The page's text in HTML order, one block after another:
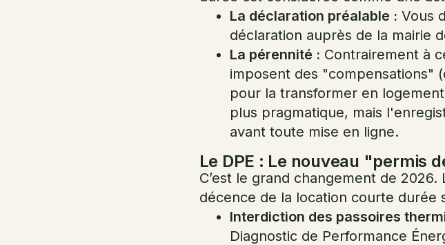
La déclaration préalable : Vous
déclaration auprès de la mairie
La pérennité : Contrairement à
imposent des "compensations"
pour la transformer en
plus pragmatique, mais
avant toute mise en ligne.
Le DPE : Le nouveau "permis
C’est le grand changement de
décence de la location courte durée
Interdiction des passoires
Diagnostic de Performance